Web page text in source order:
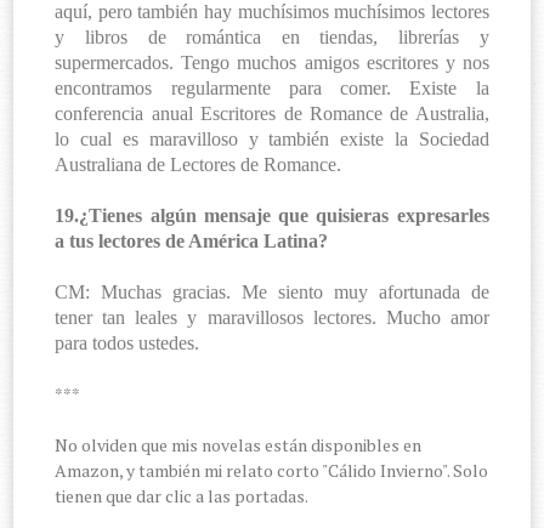
aquí, pero también hay muchísimos muchísimos lectores
y libros de romántica en tiendas, librerías y
supermercados. Tengo muchos amigos escritores y nos
encontramos regularmente para comer. Existe la
conferencia anual Escritores de Romance de Australia,
lo cual es maravilloso y también existe la Sociedad
Australiana de Lectores de Romance.
19.¿Tienes algún mensaje que quisieras expresarles
a tus lectores de América Latina?
CM: Muchas gracias. Me siento muy afortunada de
tener tan leales y maravillosos lectores. Mucho amor
para todos ustedes.
***
No olviden que mis novelas están disponibles en
Amazon, y también mi relato corto "Cálido Invierno". Solo
tienen que dar clic a las portadas.